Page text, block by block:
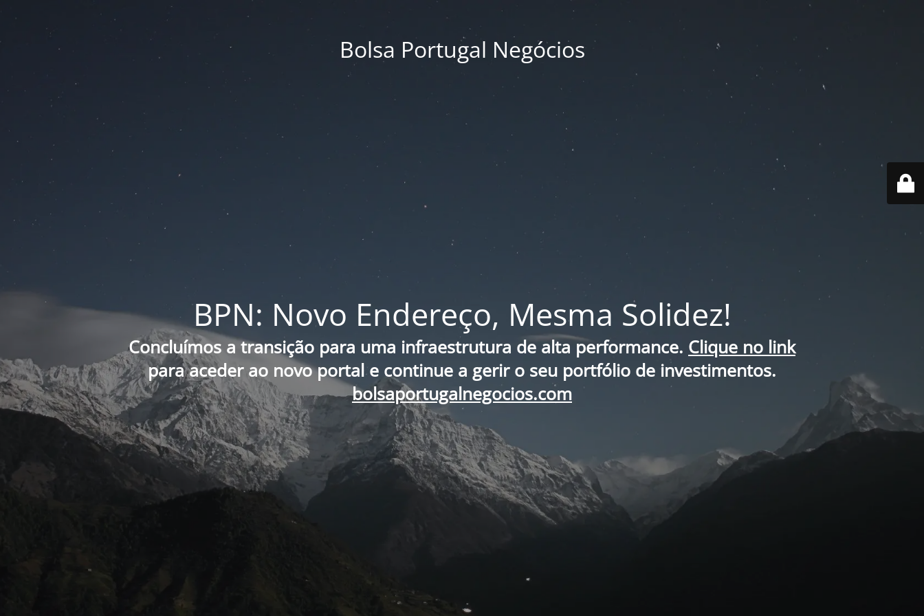
Bolsa Portugal Negócios
BPN: Novo Endereço, Mesma Solidez!
Concluímos a transição para uma infraestrutura de alta performance. Clique no link
para aceder ao novo portal e continue a gerir o seu portfólio de investimentos.
bolsaportugalnegocios.com